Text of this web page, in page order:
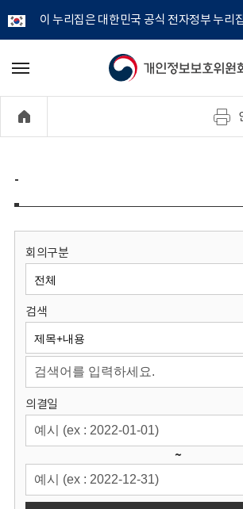
이 누리집은 대한민국 공식 전자정부 누리
개
정
보
원
회
메
기
-
회의구분
검색
의결일
~